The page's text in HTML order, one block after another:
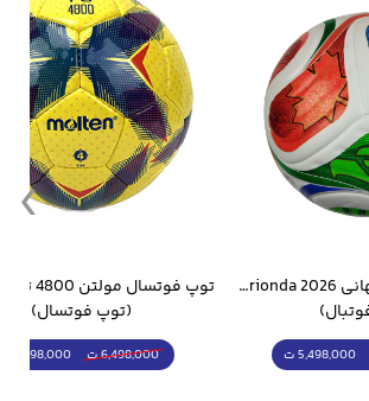
توپ فوتبال جام جهانی 2026 Trionda مشابه اورجینال
5,498,000 ت
(توپ فوتسال)
6,498,000 ت 5,298,000 ت